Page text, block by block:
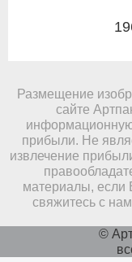
Размещение
сайте
прибыли. Не
извлечение
материалы, если
свяжитесь с
©